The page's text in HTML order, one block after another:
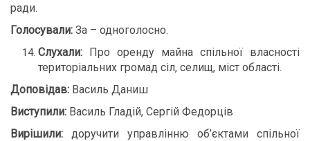
ради.
Голосували: За – одноголосно.
Слухали: Про оренду майна спільної власності
територіальних громад сіл, селищ, міст області.
Доповідав: Василь Даниш
Виступили: Василь Гладій, Сергій Федорців
Вирішили: доручити управлінню об’єктами спільної